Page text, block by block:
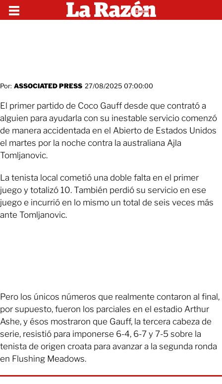
Por: ASSOCIATED PRESS 27/08/2025 07:00:00
El primer partido de Coco Gauff desde que contrató a
alguien para ayudarla con su inestable servicio comenzó
de manera accidentada en el Abierto de Estados Unidos
el martes por la noche contra la australiana Ajla
Tomljanovic.
La tenista local cometió una doble falta en el primer
juego y totalizó 10. También perdió su servicio en ese
juego e incurrió en lo mismo un total de seis veces más
ante Tomljanovic.
Pero los únicos números que realmente contaron al final,
por supuesto, fueron los parciales en el estadio Arthur
Ashe, y ésos mostraron que Gauff, la tercera cabeza de
serie, resistió para imponerse 6-4, 6-7 y 7-5 sobre la
tenista de origen croata para avanzar a la segunda ronda
en Flushing Meadows.